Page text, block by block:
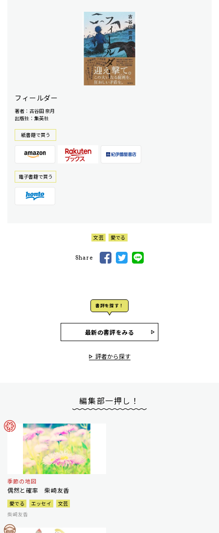
フィールダー
著者：古谷田 奈月
出版社：集英社
紙書籍で買う
電⼦書籍で買う
文芸 愛でる
Share
書評を探す！
最新の書評をみる
評者から探す
編集部一押し！
季節の地図
偶然と確率 柴崎友香
愛でる エッセイ
文芸
柴崎友香